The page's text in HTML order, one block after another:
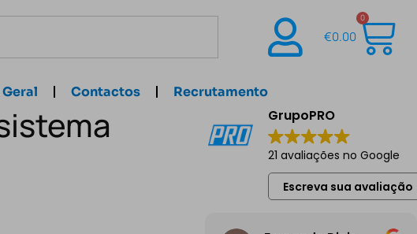
€0.00
0
Contactos Recrutamento
GrupoPRO
21 avaliações no Google
Escreva sua avaliação